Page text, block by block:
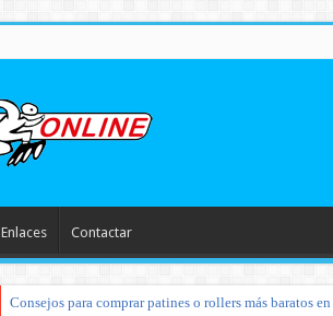
Enlaces Contactar
Consejos para comprar patines o rollers más baratos